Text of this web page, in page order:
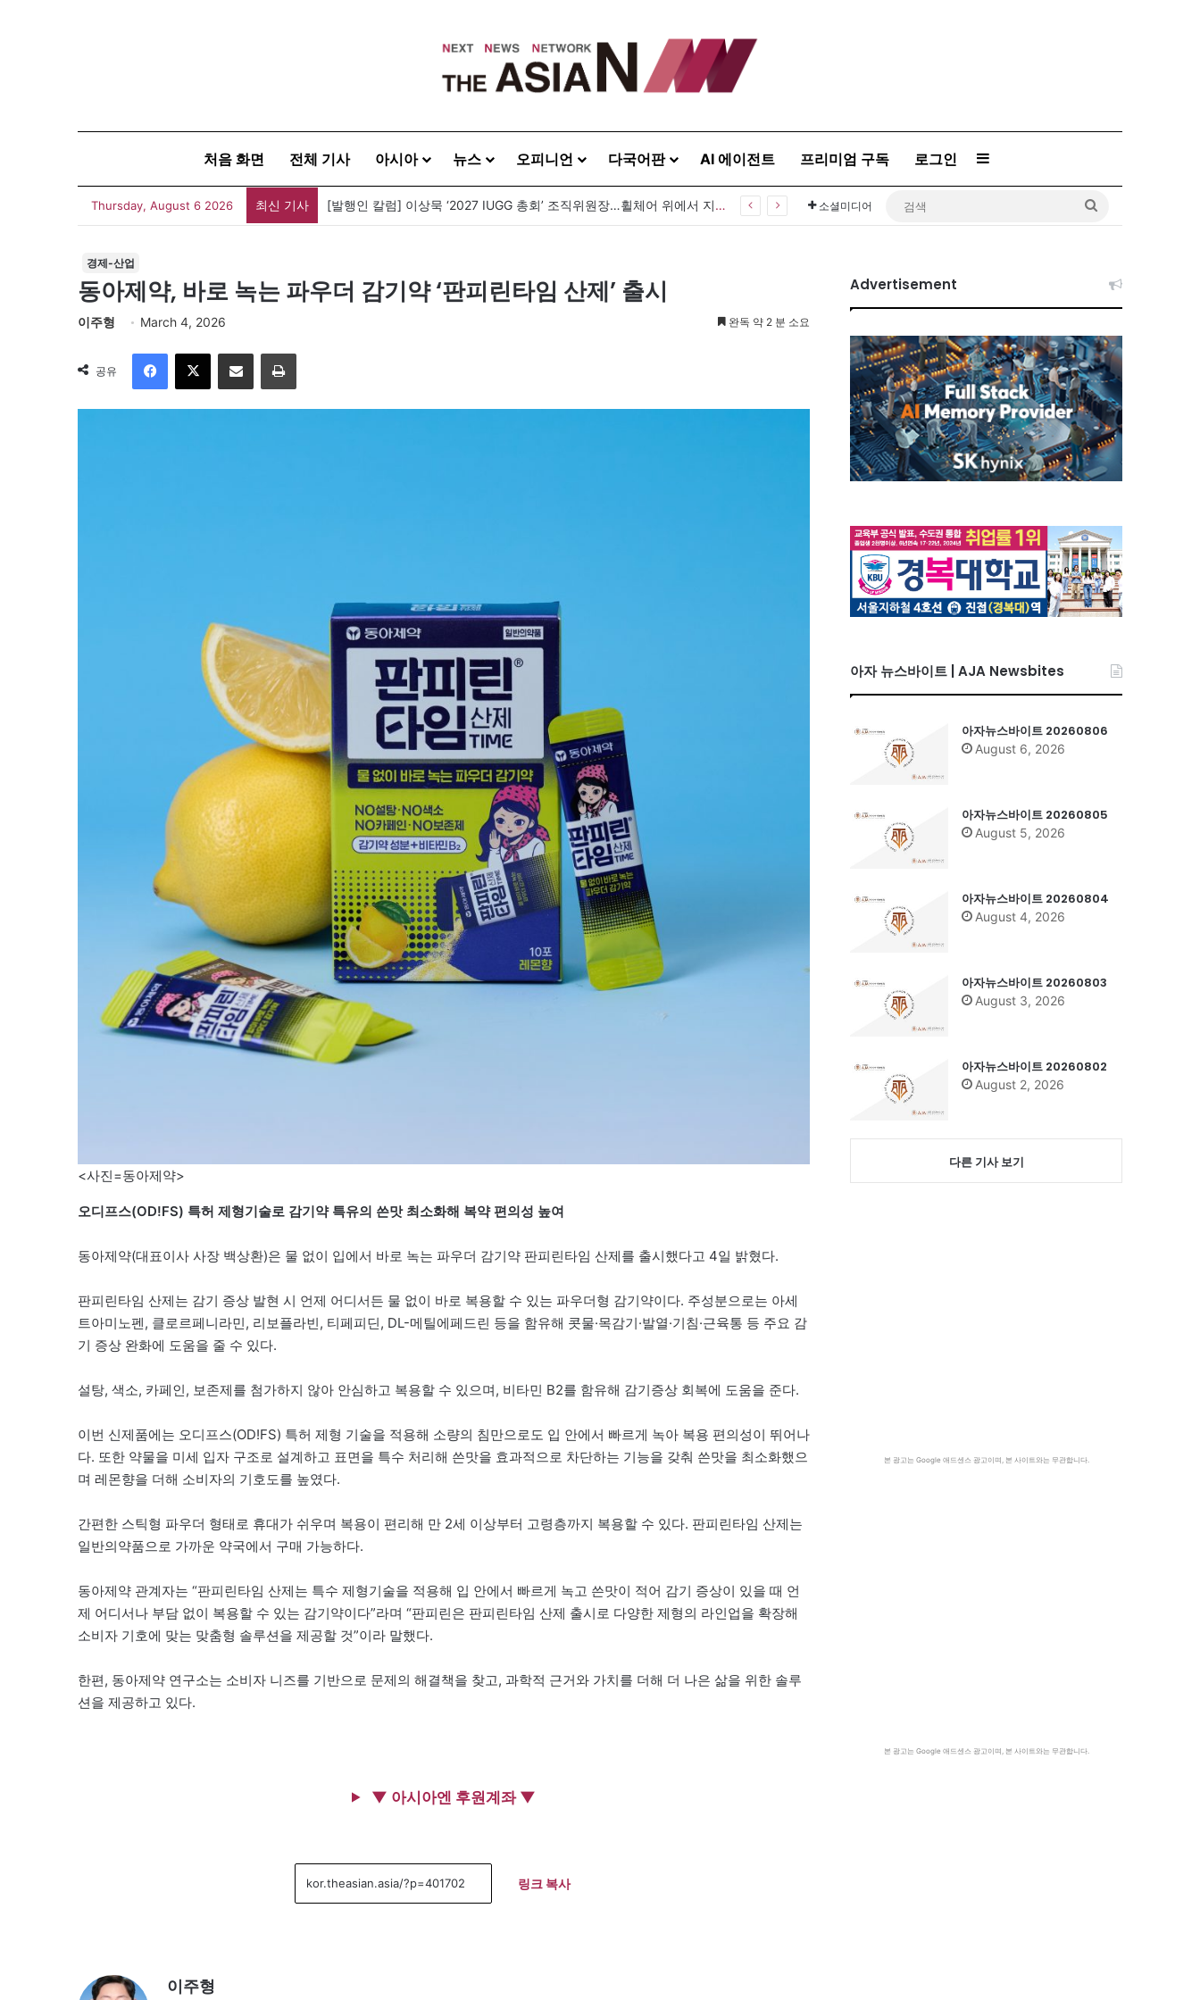
처음 화면 전체 기사 아시아 뉴스 오피니언 다국어판 AI 에이전트 프리미엄 구독 로그인 Sidebar
Thursday, August 6 2026 최신 기사 [발행인 칼럼] 이상묵 ‘2027 IUGG 총회’ 조직위원장…휠체어 위에서 지구를 움직이는 학자 소셜미디어
경제-산업
동아제약, 바로 녹는 파우더 감기약 ‘판피린타임 산제’ 출시
이주형 March 4, 2026 완독 약 2 분 소요
공유
Facebook
X 이메일 인쇄
<사진=동아제약>
오디프스(OD!FS) 특허 제형기술로 감기약 특유의 쓴맛 최소화해 복약 편의성 높여
동아제약(대표이사 사장 백상환)은 물 없이 입에서 바로 녹는 파우더 감기약 판피린타임 산제를 출시했다고 4일 밝혔다.
판피린타임 산제는 감기 증상 발현 시 언제 어디서든 물 없이 바로 복용할 수 있는 파우더형 감기약이다. 주성분으로는 아세
트아미노펜, 클로르페니라민, 리보플라빈, 티페피딘, DL-메틸에페드린 등을 함유해 콧물·목감기·발열·기침·근육통 등 주요 감
기 증상 완화에 도움을 줄 수 있다.
설탕, 색소, 카페인, 보존제를 첨가하지 않아 안심하고 복용할 수 있으며, 비타민 B2를 함유해 감기증상 회복에 도움을 준다.
이번 신제품에는 오디프스(OD!FS) 특허 제형 기술을 적용해 소량의 침만으로도 입 안에서 빠르게 녹아 복용 편의성이 뛰어나
다. 또한 약물을 미세 입자 구조로 설계하고 표면을 특수 처리해 쓴맛을 효과적으로 차단하는 기능을 갖춰 쓴맛을 최소화했으
며 레몬향을 더해 소비자의 기호도를 높였다.
간편한 스틱형 파우더 형태로 휴대가 쉬우며 복용이 편리해 만 2세 이상부터 고령층까지 복용할 수 있다. 판피린타임 산제는
일반의약품으로 가까운 약국에서 구매 가능하다.
동아제약 관계자는 “판피린타임 산제는 특수 제형기술을 적용해 입 안에서 빠르게 녹고 쓴맛이 적어 감기 증상이 있을 때 언
제 어디서나 부담 없이 복용할 수 있는 감기약이다”라며 “판피린은 판피린타임 산제 출시로 다양한 제형의 라인업을 확장해
소비자 기호에 맞는 맞춤형 솔루션을 제공할 것”이라 말했다.
한편, 동아제약 연구소는 소비자 니즈를 기반으로 문제의 해결책을 찾고, 과학적 근거와 가치를 더해 더 나은 삶을 위한 솔루
션을 제공하고 있다.
▼ 아시아엔 후원계좌 ▼
링크 복사
이주형
Advertisement
아자 뉴스바이트 | AJA Newsbites
아자뉴스바이트 20260806
August 6, 2026
아자뉴스바이트 20260805
August 5, 2026
아자뉴스바이트 20260804
August 4, 2026
아자뉴스바이트 20260803
August 3, 2026
아자뉴스바이트 20260802
August 2, 2026
다른 기사 보기
본 광고는 Google 애드센스 광고이며, 본 사이트와는 무관합니다.
본 광고는 Google 애드센스 광고이며, 본 사이트와는 무관합니다.